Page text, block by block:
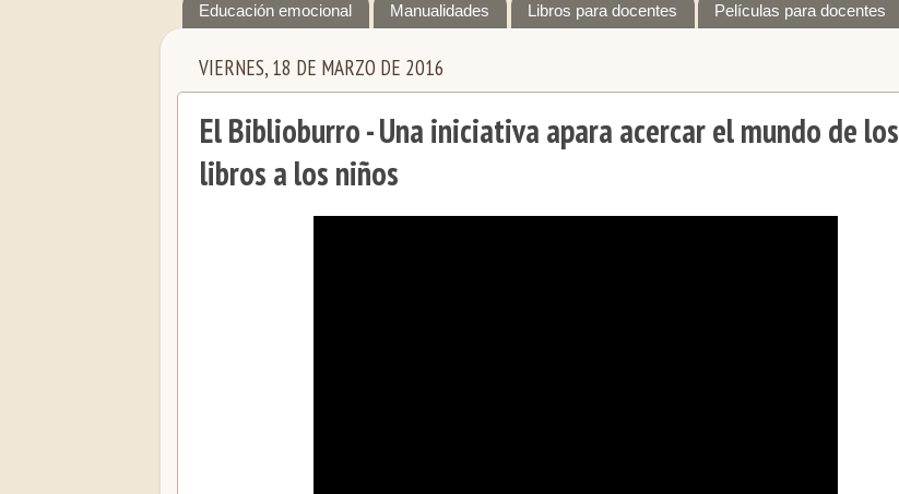
Educación emocional
Manualidades Libros para docentes Películas para docentes
VIERNES, 18 DE MARZO DE 2016
El Biblioburro - Una iniciativa apara acercar el mundo de los
libros a los niños